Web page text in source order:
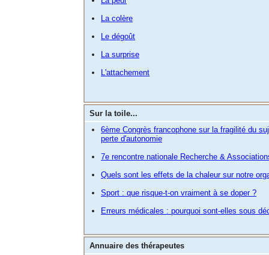
La colère
Le dégoût
La surprise
L'attachement
Sur la toile...
6ème Congrès francophone sur la fragilité du
perte d'autonomie
7e rencontre nationale Recherche &
Quels sont les effets de la chaleur sur notre
Sport : que risque-t-on vraiment à se doper ?
Erreurs médicales : pourquoi sont-elles sous
Annuaire des thérapeutes